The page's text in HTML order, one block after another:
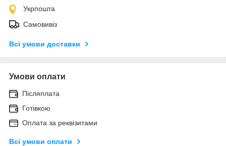
Укрпошта
Самовивіз
Всі умови доставки
Умови оплати
Післяплата
Готівкою
Оплата за реквізитами
Всі умови оплати